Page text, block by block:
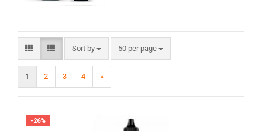
Sort by 50 per page
1 2 3 4 »
-26%